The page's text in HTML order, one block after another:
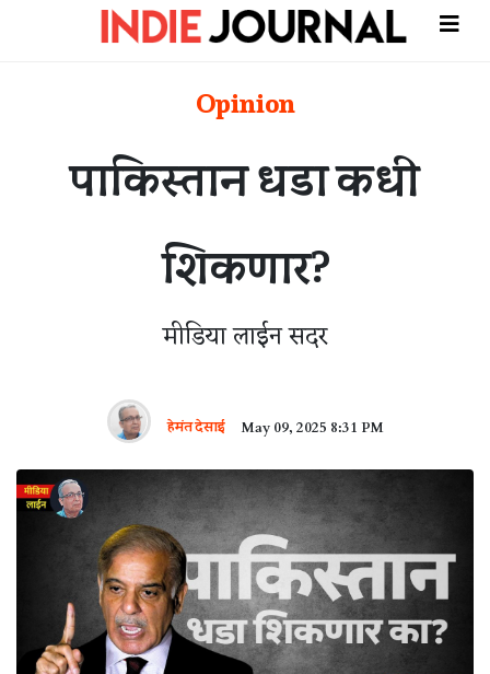
Opinion
पाकिस्तान धडा कधी
शिकणार?
मीडिया लाईन सदर
हेमंत देसाई May 09, 2025 8:31 PM